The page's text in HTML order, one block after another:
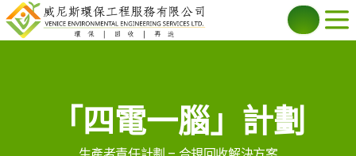
「四電一腦」計劃